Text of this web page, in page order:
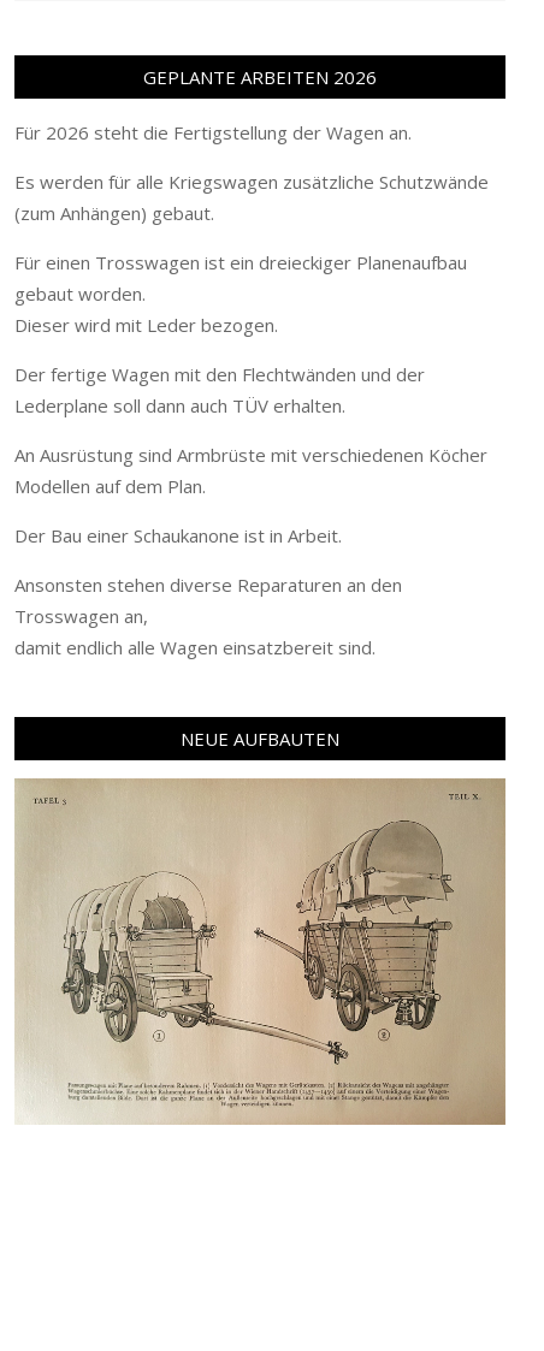
GEPLANTE ARBEITEN 2026
Für 2026 steht die Fertigstellung der Wagen an.
Es werden für alle Kriegswagen zusätzliche Schutzwände
(zum Anhängen) gebaut.
Für einen Trosswagen ist ein dreieckiger Planenaufbau
gebaut worden.
Dieser wird mit Leder bezogen.
Der fertige Wagen mit den Flechtwänden und der
Lederplane soll dann auch TÜV erhalten.
An Ausrüstung sind Armbrüste mit verschiedenen Köcher
Modellen auf dem Plan.
Der Bau einer Schaukanone ist in Arbeit.
Ansonsten stehen diverse Reparaturen an den
Trosswagen an,
damit endlich alle Wagen einsatzbereit sind.
NEUE AUFBAUTEN